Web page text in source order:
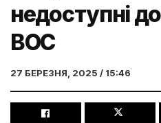
недоступні
ВОС
27 БЕРЕЗНЯ, 2025 / 15:46